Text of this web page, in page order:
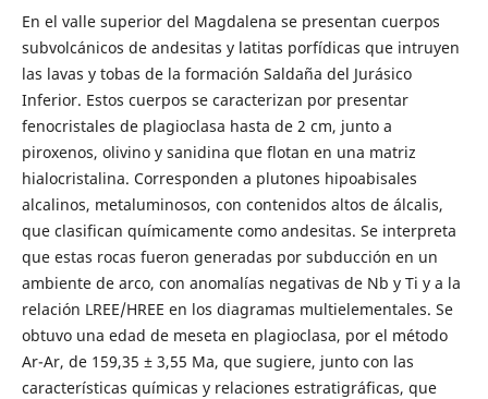
En el valle superior del Magdalena se presentan cuerpos
subvolcánicos de andesitas y latitas porfídicas que intruyen
las lavas y tobas de la formación Saldaña del Jurásico
Inferior. Estos cuerpos se caracterizan por presentar
fenocristales de plagioclasa hasta de 2 cm, junto a
piroxenos, olivino y sanidina que flotan en una matriz
hialocristalina. Corresponden a plutones hipoabisales
alcalinos, metaluminosos, con contenidos altos de álcalis,
que clasifican químicamente como andesitas. Se interpreta
que estas rocas fueron generadas por subducción en un
ambiente de arco, con anomalías negativas de Nb y Ti y a la
relación LREE/HREE en los diagramas multielementales. Se
obtuvo una edad de meseta en plagioclasa, por el método
Ar-Ar, de 159,35 ± 3,55 Ma, que sugiere, junto con las
características químicas y relaciones estratigráficas, que